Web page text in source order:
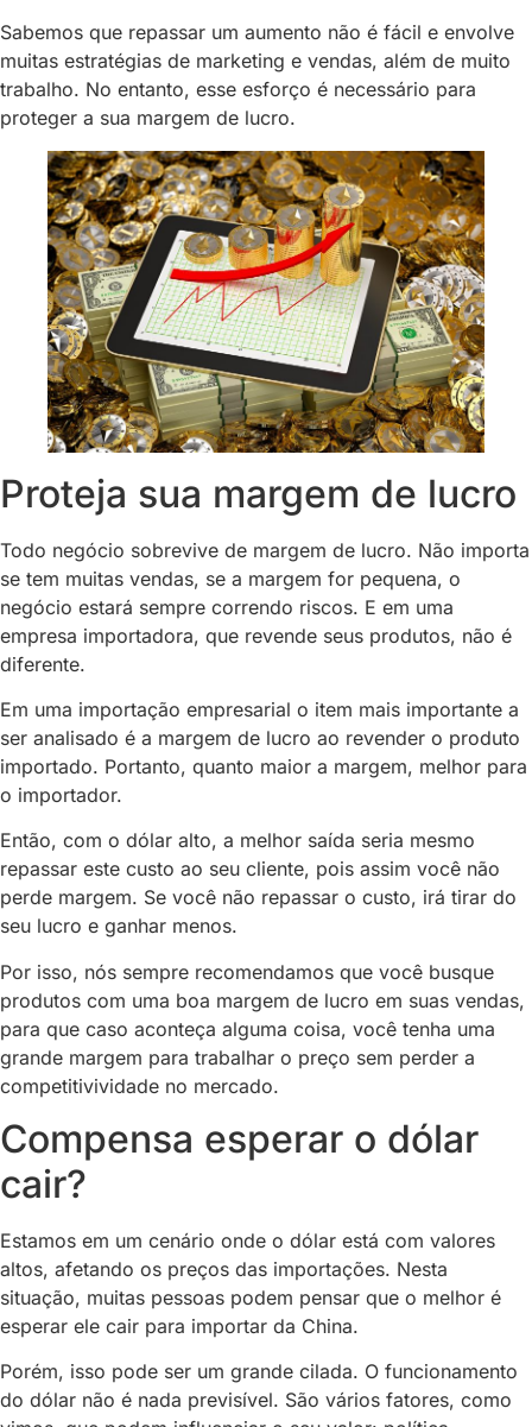
Sabemos que repassar um aumento não é fácil e envolve
muitas estratégias de marketing e vendas, além de muito
trabalho. No entanto, esse esforço é necessário para
proteger a sua margem de lucro.
Proteja sua margem de lucro
Todo negócio sobrevive de margem de lucro. Não importa
se tem muitas vendas, se a margem for pequena, o
negócio estará sempre correndo riscos. E em uma
empresa importadora, que revende seus produtos, não é
diferente.
Em uma importação empresarial o item mais importante a
ser analisado é a margem de lucro ao revender o produto
importado. Portanto, quanto maior a margem, melhor para
o importador.
Então, com o dólar alto, a melhor saída seria mesmo
repassar este custo ao seu cliente, pois assim você não
perde margem. Se você não repassar o custo, irá tirar do
seu lucro e ganhar menos.
Por isso, nós sempre recomendamos que você busque
produtos com uma boa margem de lucro em suas vendas,
para que caso aconteça alguma coisa, você tenha uma
grande margem para trabalhar o preço sem perder a
competitivividade no mercado.
Compensa esperar o dólar
cair?
Estamos em um cenário onde o dólar está com valores
altos, afetando os preços das importações. Nesta
situação, muitas pessoas podem pensar que o melhor é
esperar ele cair para importar da China.
Porém, isso pode ser um grande cilada. O funcionamento
do dólar não é nada previsível. São vários fatores, como